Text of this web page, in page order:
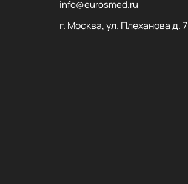
info@eurosmed.ru
г. Москва, ул. Плеханова д. 7